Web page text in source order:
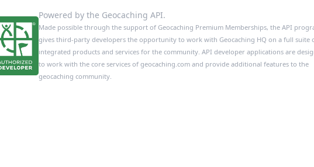
Powered by the Geocaching API.
Made possible through the support of Geocaching Premium Memberships, the API
gives third-party developers the opportunity to work with Geocaching HQ on a full suite
integrated products and services for the community. API developer applications are
to work with the core services of geocaching.com and provide additional features to the
geocaching community.